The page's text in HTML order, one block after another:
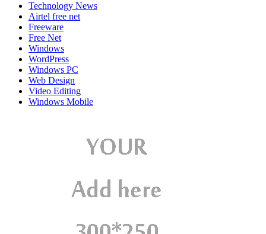
Technology News
Airtel free net
Freeware
Free Net
Windows
WordPress
Windows PC
Web Design
Video Editing
Windows Mobile